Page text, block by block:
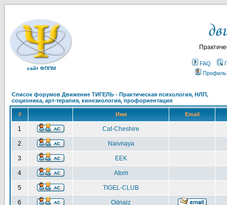
сайт ФППМ
FAQ
Профиль
Список форумов Движение ТИГЕЛЬ - Практическая психология, НЛП,
соционика, арт-терапия, кинезиология, профориентация
# Имя Email
1 Cat-Cheshire
2 Naivnaya
3 EEK
4 Atom
5 TIGEL-CLUB
6 Odnaiz